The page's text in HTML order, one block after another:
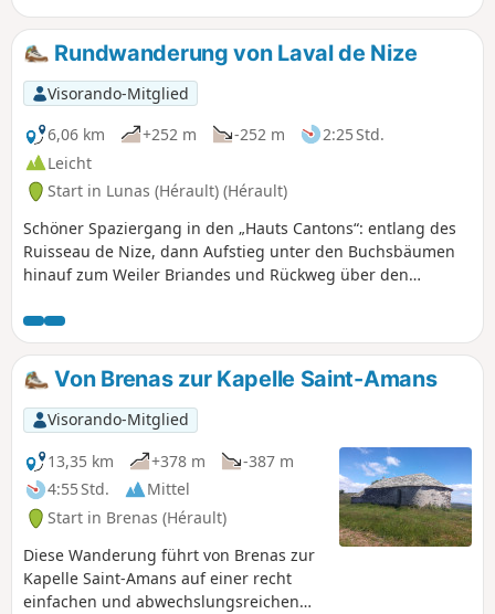
Rundwanderung von Laval de Nize
Visorando-Mitglied
6,06 km
+252 m -252 m
2:25 Std.
Leicht
Start in Lunas (Hérault) (Hérault)
Schöner Spaziergang in den „Hauts Cantons“: entlang des
Ruisseau de Nize, dann Aufstieg unter den Buchsbäumen
hinauf zum Weiler Briandes und Rückweg über den
Von Brenas zur Kapelle Saint-Amans
Visorando-Mitglied
13,35 km
+378 m
-387 m
4:55 Std.
Mittel
Start in Brenas (Hérault)
Diese Wanderung führt von Brenas zur
Kapelle Saint-Amans auf einer recht
einfachen und abwechslungsreichen